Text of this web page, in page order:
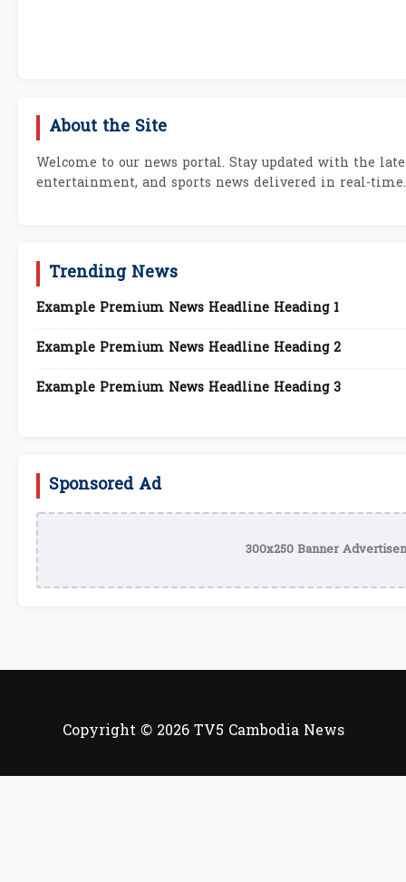
About the Site
Welcome to our news portal. Stay updated with the
entertainment, and sports news delivered in real-time.
Trending News
Example Premium News Headline Heading 1
Example Premium News Headline Heading 2
Example Premium News Headline Heading 3
Sponsored Ad
300x250 Banner
Copyright © 2026 TV5 Cambodia News